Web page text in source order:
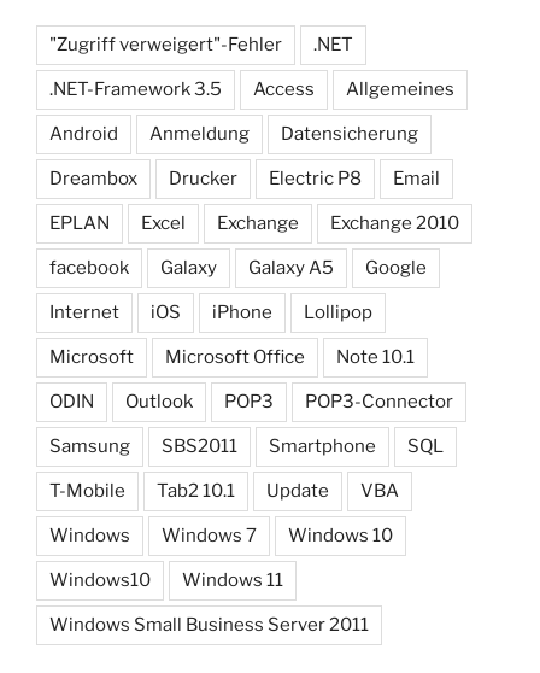
"Zugriff verweigert"-Fehler .NET
.NET-Framework 3.5 Access Allgemeines
Android Anmeldung Datensicherung
Dreambox Drucker Electric P8 Email
EPLAN Excel Exchange Exchange 2010
facebook Galaxy Galaxy A5 Google
Internet iOS iPhone Lollipop
Microsoft Microsoft Office Note 10.1
ODIN Outlook POP3 POP3-Connector
Samsung SBS2011 Smartphone SQL
T-Mobile Tab2 10.1 Update VBA
Windows Windows 7 Windows 10
Windows10 Windows 11
Windows Small Business Server 2011